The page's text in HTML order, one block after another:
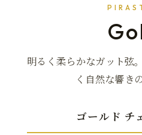
明るく柔らかなガット弦
く自然な響き
ゴールド チ